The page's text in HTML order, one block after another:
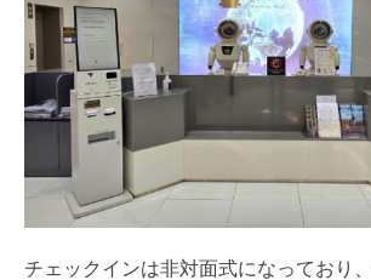
チェックインは非対面式になっており